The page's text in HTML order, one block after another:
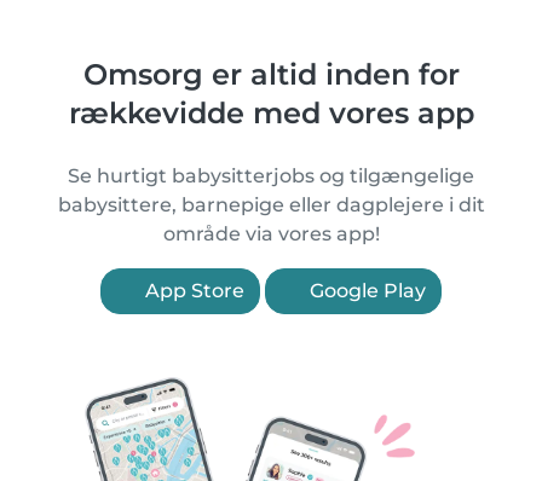
Omsorg er altid inden for
rækkevidde med vores app
Se hurtigt babysitterjobs og tilgængelige
babysittere, barnepige eller dagplejere i dit
område via vores app!
App Store Google Play